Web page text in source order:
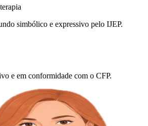
simbólico e expressivo pelo IJEP.
e em conformidade com o CFP.